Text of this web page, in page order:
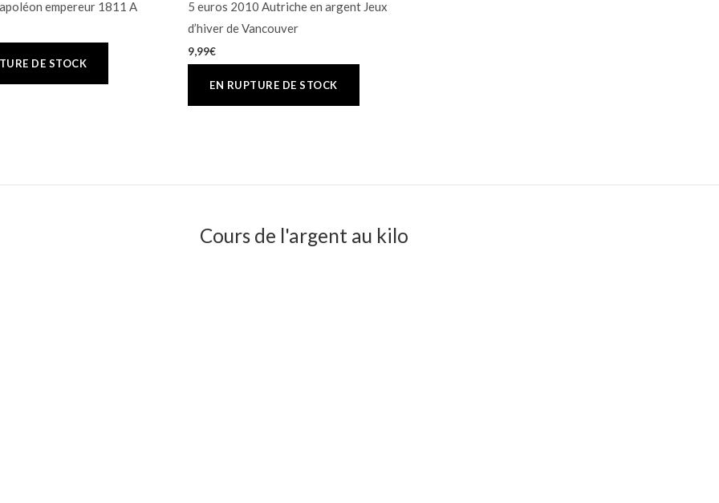
empereur 1811 A
5 euros 2010 Autriche en argent Jeux
d’hiver de Vancouver
9,99€
Cours de l'argent au kilo